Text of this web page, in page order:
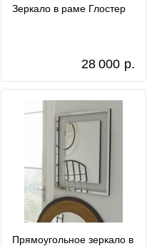
Зеркало в раме Глостер
28 000 р.
Прямоугольное зеркало в